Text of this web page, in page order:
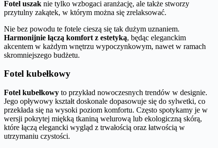
Fotel uszak nie tylko wzbogaci aranżację, ale także stworzy
przytulny zakątek, w którym można się zrelaksować.
Nie bez powodu te fotele cieszą się tak dużym uznaniem.
Harmonijnie łączą komfort z estetyką, będąc eleganckim
akcentem w każdym wnętrzu wypoczynkowym, nawet w ramach
skromniejszego budżetu.
Fotel kubełkowy
Fotel kubełkowy to przykład nowoczesnych trendów w designie.
Jego opływowy kształt doskonale dopasowuje się do sylwetki, co
przekłada się na wysoki poziom komfortu. Często spotykamy je w
wersji pokrytej miękką tkaniną welurową lub ekologiczną skórą,
które łączą elegancki wygląd z trwałością oraz łatwością w
utrzymaniu czystości.